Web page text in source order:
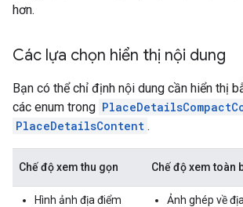
hơn.
Các lựa chọn hiển thị nội dung
Bạn có thể chỉ định nội dung cần hiển thị
các enum trong
PlaceDetailsContent .
Chế độ xem thu gọn Chế độ xem toàn
Hình ảnh địa điểm
Ảnh ghép về